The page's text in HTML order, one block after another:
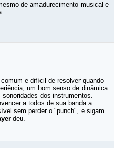
de amadurecimento musical e
e difícil de resolver quando
um bom senso de dinâmica
dos instrumentos.
a todos de sua banda a
sem perder o "punch", e sigam
deu.